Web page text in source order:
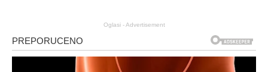
Oglasi - Advertisement